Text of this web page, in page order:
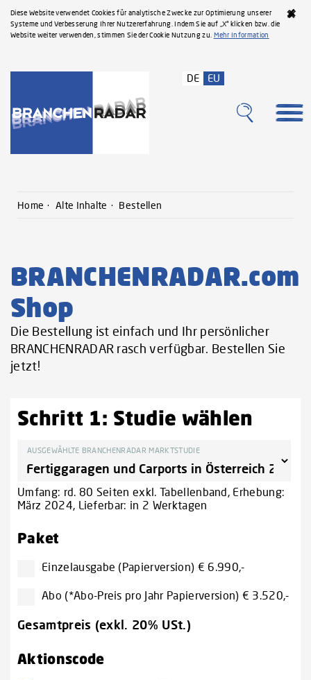
Diese Website verwendet Cookies für analytische Zwecke zur Optimierung unserer
Systeme und Verbesserung Ihrer Nutzererfahrung. Indem Sie auf „X“ klicken bzw. die
Website weiter verwenden, stimmen Sie der Cookie Nutzung zu. Mehr Information
DE EU
Home Alte Inhalte Bestellen
BRANCHENRADAR.com
Shop
Die Bestellung ist einfach und Ihr persönlicher
BRANCHENRADAR rasch verfügbar. Bestellen Sie
jetzt!
Schritt 1: Studie wählen
AUSGEWÄHLTE BRANCHENRADAR MARKTSTUDIE
Umfang: rd. 80 Seiten exkl. Tabellenband, Erhebung:
März 2024, Lieferbar: in 2 Werktagen
Paket
Einzelausgabe (Papierversion) € 6.990,-
Abo (*Abo-Preis pro Jahr Papierversion) € 3.520,-
Gesamtpreis (exkl. 20% USt.)
Aktionscode